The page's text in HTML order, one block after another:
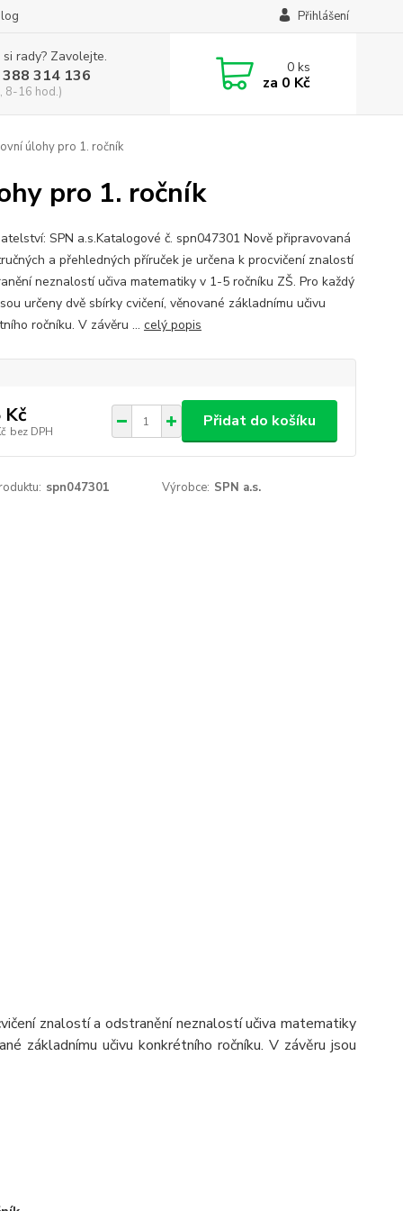
Přihlášení
rady? Zavolejte.
314 136
8-16 hod.)
0ks
za 0 Kč
úlohy pro 1. ročník
pro 1. ročník
SPN a.s.Katalogové č. spn047301 Nově připravovaná
a přehledných příruček je určena k procvičení znalostí
neznalostí učiva matematiky v 1-5 ročníku ZŠ. Pro každý
určeny dvě sbírky cvičení, věnované základnímu učivu
ročníku. V závěru ... celý popis
Kč
bez DPH
Přidat do košíku
spn047301 Výrobce: SPN a.s.
znalostí a odstranění neznalostí učiva matematiky
základnímu učivu konkrétního ročníku. V závěru jsou